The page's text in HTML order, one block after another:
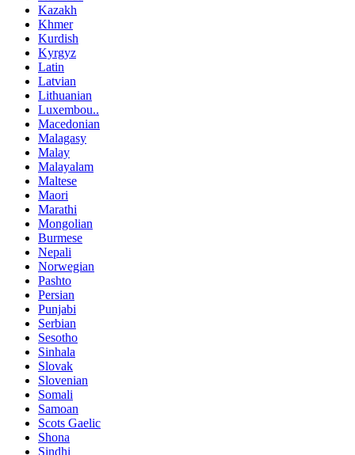
Kazakh
Khmer
Kurdish
Kyrgyz
Latin
Latvian
Lithuanian
Luxembou..
Macedonian
Malagasy
Malay
Malayalam
Maltese
Maori
Marathi
Mongolian
Burmese
Nepali
Norwegian
Pashto
Persian
Punjabi
Serbian
Sesotho
Sinhala
Slovak
Slovenian
Somali
Samoan
Scots Gaelic
Shona
Sindhi